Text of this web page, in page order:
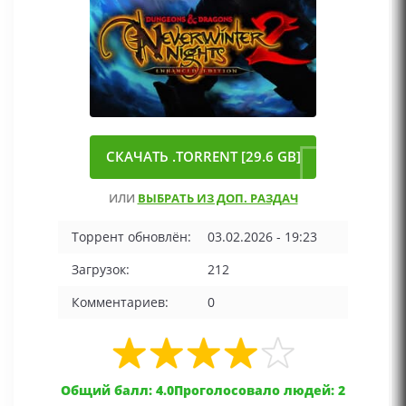
СКАЧАТЬ .TORRENT [29.6 GB]
ИЛИ ВЫБРАТЬ ИЗ ДОП. РАЗДАЧ
Торрент обновлён:
03.02.2026 - 19:23
Загрузок:
212
Комментариев:
0
Общий балл: 4.0Проголосовало людей: 2